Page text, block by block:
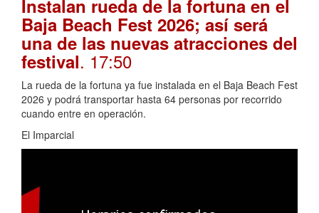
Instalan rueda de la fortuna en el
Baja Beach Fest 2026; así será
una de las nuevas atracciones del
festival. 17:50
La rueda de la fortuna ya fue instalada en el Baja Beach Fest
2026 y podrá transportar hasta 64 personas por recorrido
cuando entre en operación.
El Imparcial